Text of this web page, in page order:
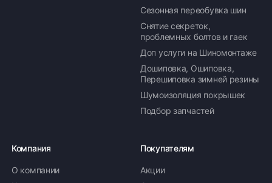
Сезонная переобувка шин
Снятие секреток,
проблемных болтов и гаек
Доп услуги на Шиномонтаже
Дошиповка, Ошиповка,
Перешиповка зимней резины
Шумоизоляция покрышек
Подбор запчастей
Компания
О компании
Покупателям
Акции